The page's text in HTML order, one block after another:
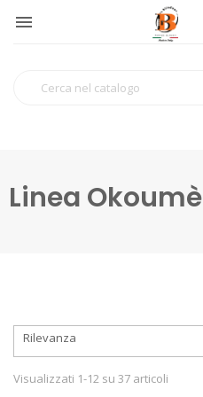

Linea Okoumè
Rilevanza
Visualizzati 1-12 su 37 articoli